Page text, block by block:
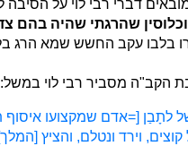
דברי רבי לוי על
שהרגתי שהיה בהם
בלבו עקב החשש שמא הרג
הקב"ה מסביר רבי לוי במשל:
לתָבַן [=אדם שמקצועו איסוף
קוצים, וירד ונטלם, והציץ